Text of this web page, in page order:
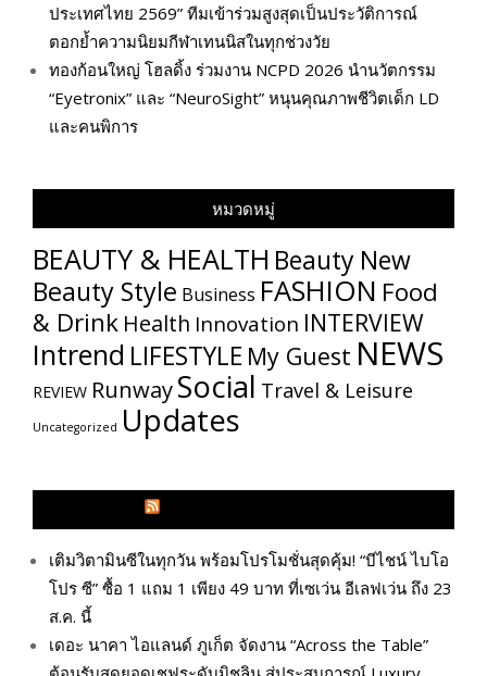
ประเทศไทย 2569” ทีมเข้าร่วมสูงสุดเป็นประวัติการณ์
ตอกย้ำความนิยมกีฬาเทนนิสในทุกช่วงวัย
ทองก้อนใหญ่ โฮลดิ้ง ร่วมงาน NCPD 2026 นำนวัตกรรม
“Eyetronix” และ “NeuroSight” หนุนคุณภาพชีวิตเด็ก LD
และคนพิการ
หมวดหมู่
BEAUTY & HEALTH Beauty New
Beauty Style Business FASHION Food
& Drink Health Innovation INTERVIEW
Intrend LIFESTYLE My​ Guest NEWS
REVIEW RunwaySocial Travel & Leisure
Uncategorized Updates
เติมวิตามินซีในทุกวัน พร้อมโปรโมชั่นสุดคุ้ม! “บีไชน์ ไบโอ
โปร ซี” ซื้อ 1 แถม 1 เพียง 49 บาท ที่เซเว่น อีเลฟเว่น ถึง 23
ส.ค. นี้
เดอะ นาคา ไอแลนด์ ภูเก็ต จัดงาน “Across the Table”